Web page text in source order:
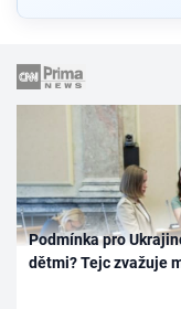
Podmínka pro
dětmi? Tejc zvažuje